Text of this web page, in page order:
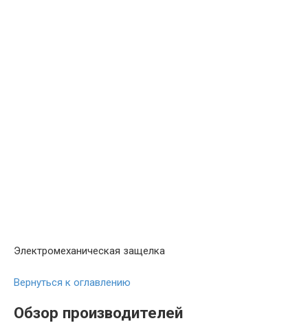
Электромеханическая защелка
Вернуться к оглавлению
Обзор производителей